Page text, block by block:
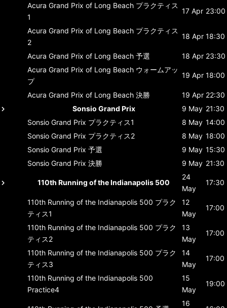
Acura Grand Prix of Long Beach プラクティス
1
17 Apr 23:00
Acura Grand Prix of Long Beach プラクティス
2
18 Apr 18:30
Acura Grand Prix of Long Beach 予選 18 Apr 23:30
Acura Grand Prix of Long Beach ウォームアッ
プ
19 Apr 18:00
Acura Grand Prix of Long Beach 決勝 19 Apr 22:30
Sonsio Grand Prix
9 May 21:30
Sonsio Grand Prix プラクティス1 8 May 14:00
Sonsio Grand Prix プラクティス2 8 May 18:00
Sonsio Grand Prix 予選 9 May 15:30
Sonsio Grand Prix 決勝 9 May 21:30
110th Running of the Indianapolis 500
24
May
17:30
110th Running of the Indianapolis 500 プラク
ティス1
12
May
17:00
110th Running of the Indianapolis 500 プラク
ティス2
13
May
17:00
110th Running of the Indianapolis 500 プラク
ティス3
14
May
17:00
110th Running of the Indianapolis 500
Practice4
15
May
19:00
16